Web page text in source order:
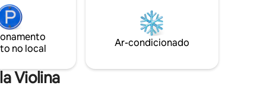
Esta
já foi
um dos pavilhões de jardim da vila.
no local
Ar-condicionado
Violina